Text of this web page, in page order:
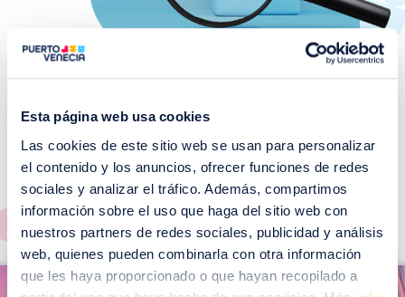
Esta página web usa cookies
Las cookies de este sitio web se usan para personalizar
el contenido y los anuncios, ofrecer funciones de redes
sociales y analizar el tráfico. Además, compartimos
información sobre el uso que haga del sitio web con
nuestros partners de redes sociales, publicidad y análisis
web, quienes pueden combinarla con otra información
que les haya proporcionado o que hayan recopilado a
¡No te pierdas nuestros
EVENTOS!
Ver todos >
m